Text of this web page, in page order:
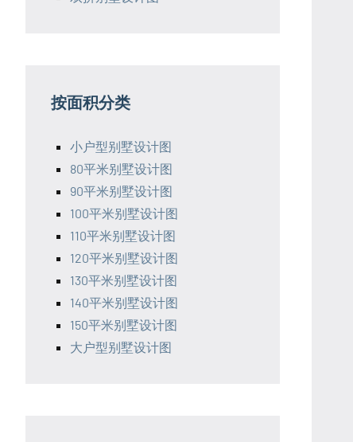
按面积分类
小户型别墅设计图
80平米别墅设计图
90平米别墅设计图
100平米别墅设计图
110平米别墅设计图
120平米别墅设计图
130平米别墅设计图
140平米别墅设计图
150平米别墅设计图
大户型别墅设计图